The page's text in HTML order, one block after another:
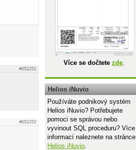
#052251
#052252
Více se dočtete zde.
Helios iNuvio
Používáte podnikový systém
Helios iNuvio? Potřebujete
pomoci se správou nebo
vyvinout SQL proceduru? Více
informací naleznete na stránce
Helios iNuvio.